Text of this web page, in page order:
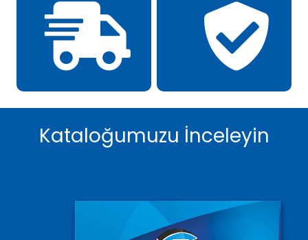
Kataloğumuzu İnceleyin